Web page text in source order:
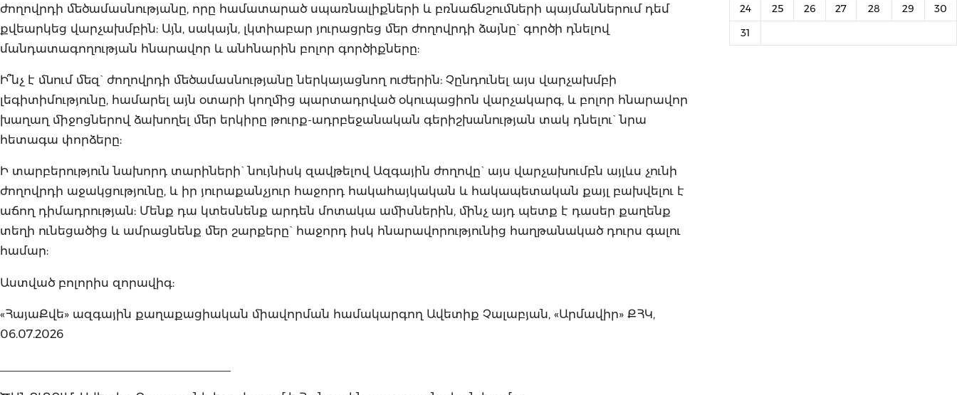
ժողովրդի մեծամասնությանը, որը համատարած սպառնալիքների և բռնաճնշումների պայմաններում դեմ
քվեարկեց վարչախմբին: Այն, սակայն, լկտիաբար յուրացրեց մեր ժողովրդի ձայնը` գործի դնելով
մանդատագողության հնարավոր և անհնարին բոլոր գործիքները:
Ի՞նչ է մնում մեզ` ժողովրդի մեծամասնությանը ներկայացնող ուժերին: Չընդունել այս վարչախմբի
լեգիտիմությունը, համարել այն օտարի կողմից պարտադրված օկուպացիոն վարչակարգ, և բոլոր հնարավոր
խաղաղ միջոցներով ձախողել մեր երկիրը թուրք-ադրբեջանական գերիշխանության տակ դնելու` նրա
հետագա փորձերը:
Ի տարբերություն նախորդ տարիների` նույնիսկ զավթելով Ազգային ժողովը` այս վարչախումբն այլևս չունի
ժողովրդի աջակցությունը, և իր յուրաքանչյուր հաջորդ հակահայկական և հակապետական քայլ բախվելու է
աճող դիմադրության: Մենք դա կտեսնենք արդեն մոտակա ամիսներին, մինչ այդ պետք է դասեր քաղենք
տեղի ունեցածից և ամրացնենք մեր շարքերը` հաջորդ իսկ հնարավորությունից հաղթանակած դուրս գալու
համար:
Աստված բոլորիս զորավիգ:
«ՀայաՔվե» ազգային քաղաքացիական միավորման համակարգող Ավետիք Չալաբյան, «Արմավիր» ՔՀԿ,
06.07.2026
24 25 26 27 28 29 30
31